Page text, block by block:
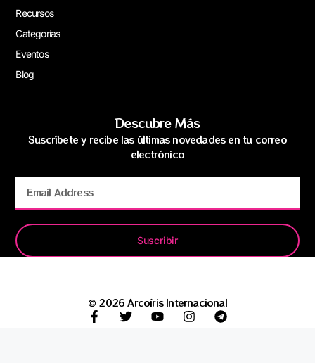
Recursos
Categorías
Eventos
Blog
Descubre Más
Suscríbete y recibe las últimas novedades en tu correo
electrónico
Suscribir
© 2026 Arcoíris Internacional